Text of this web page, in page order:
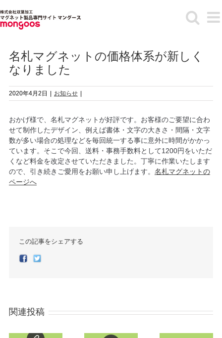
to
content
名札マグネットの価格体系が新しく
なりました
2020年4月2日 お知らせ
おかげ様で、名札マグネットが好評です。お客様のご要望に合わ
せて制作したデザイン、例えば書体・文字の大きさ・間隔・文字
数が多い場合の処理などを毎回統一する事に意外に時間がかかっ
ています。そこで今回、送料・事務手数料として1200円をいただ
くなど料金を改定させていただきました。丁寧に作業いたします
ので、引き続きご愛用をお願い申し上げます。 名札マグネットの
ページへ
この記事をシェアする
Facebook
Twitter
関連投稿